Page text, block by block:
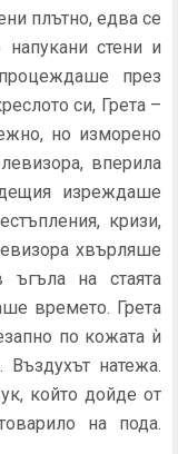
плътно, едва се
стени и
през
си, Грета –
но изморено
вперила
изреждаше
кризи,
хвърляше
ъгъла на стаята
времето. Грета
по кожата ѝ
Въздухът натежа.
който дойде от
на пода.